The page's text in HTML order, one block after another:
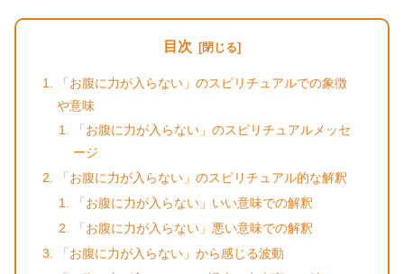
目次
「お腹に力が入らない」のスピリチュアルでの象徴
や意味
「お腹に力が入らない」のスピリチュアルメッセ
ージ
「お腹に力が入らない」のスピリチュアル的な解釈
「お腹に力が入らない」いい意味での解釈
「お腹に力が入らない」悪い意味での解釈
「お腹に力が入らない」から感じる波動